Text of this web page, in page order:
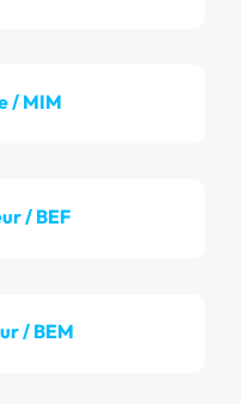
/ MIM
/ BEF
/ BEM